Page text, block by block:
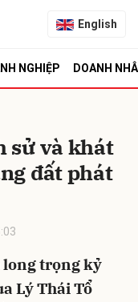
English
NGHIỆP DOANH
sử và khát
đất phát
long trọng kỷ
Lý Thái Tổ
Hủy